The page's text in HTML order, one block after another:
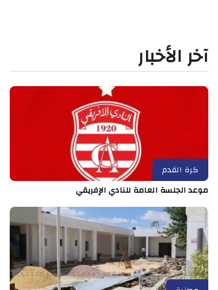
آخر الأخبار
كرة القدم
موعد الجلسة العامة للنادي الإفريقي